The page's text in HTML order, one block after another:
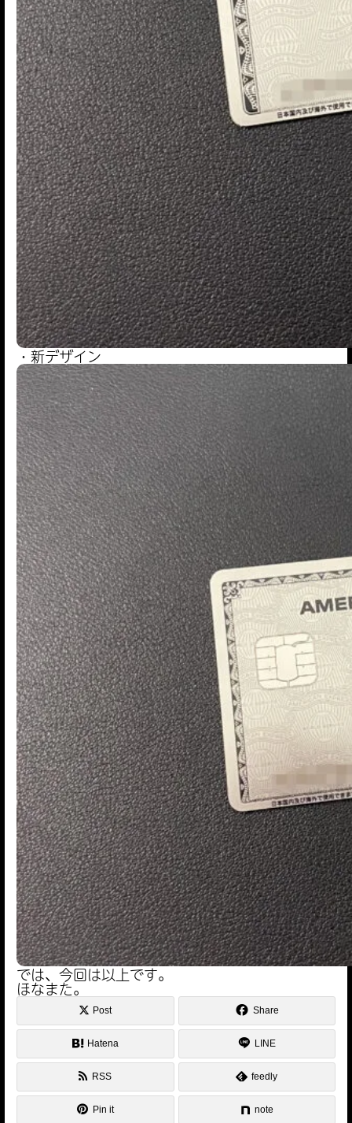
・新デザイン
では、今回は以上です。
ほなまた。
Post Share
Hatena LINE
RSS feedly
Pin it note